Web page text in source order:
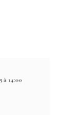
à 14:00